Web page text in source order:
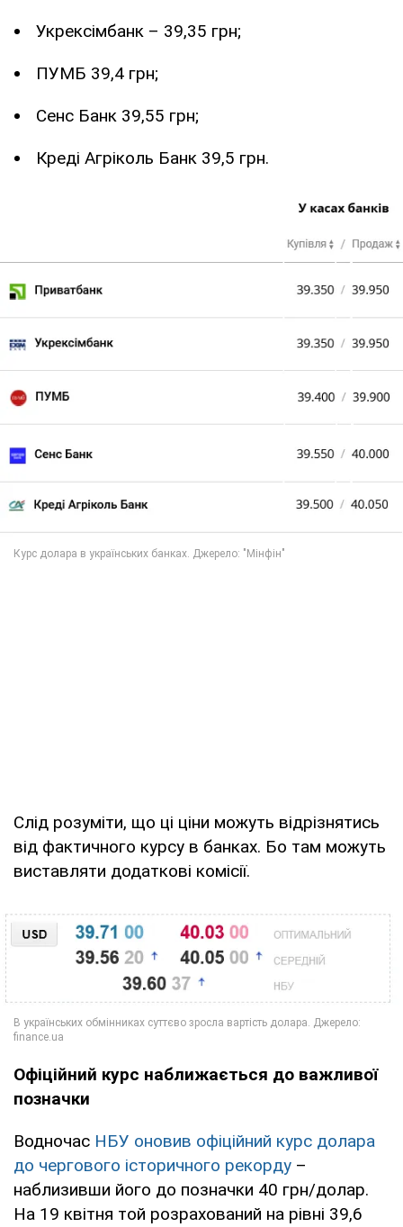
Укрексімбанк – 39,35 грн;
ПУМБ 39,4 грн;
Сенс Банк 39,55 грн;
Креді Агріколь Банк 39,5 грн.
Слід розуміти, що ці ціни можуть відрізнятись
від фактичного курсу в банках. Бо там можуть
виставляти додаткові комісії.
Офіційний курс наближається до важливої
позначки
Водночас НБУ оновив офіційний курс долара
до чергового історичного рекорду –
наблизивши його до позначки 40 грн/долар.
На 19 квітня той розрахований на рівні 39,6